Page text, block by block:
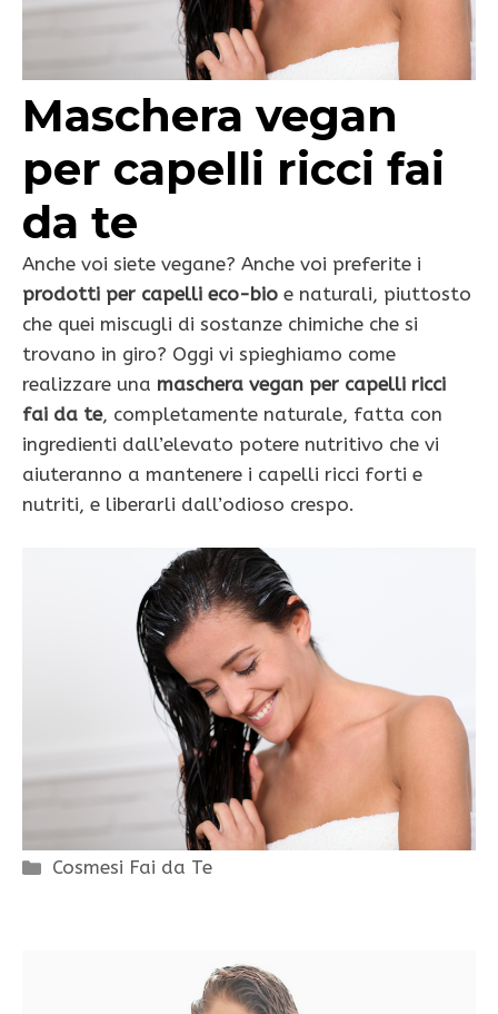
Maschera vegan
per capelli ricci fai
da te
Anche voi siete vegane? Anche voi preferite i
prodotti per capelli eco-bio e naturali, piuttosto
che quei miscugli di sostanze chimiche che si
trovano in giro? Oggi vi spieghiamo come
realizzare una maschera vegan per capelli ricci
fai da te, completamente naturale, fatta con
ingredienti dall’elevato potere nutritivo che vi
aiuteranno a mantenere i capelli ricci forti e
nutriti, e liberarli dall’odioso crespo.
Categorie
Cosmesi Fai da Te